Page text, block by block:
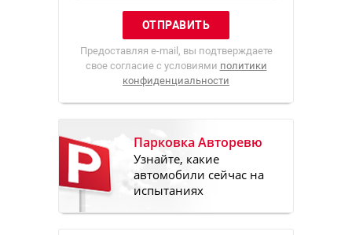
Предоставляя e-mail, вы подтверждаете
свое согласие с условиями политики
конфиденциальности
Парковка Авторевю
Узнайте, какие
автомобили сейчас на
испытаниях